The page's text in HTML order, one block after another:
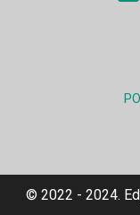
© 2022 - 2024.